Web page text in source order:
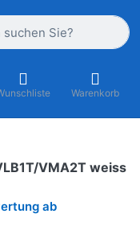
Suchbegriff ein.
Warenkorb
VMA2T weiss
ab